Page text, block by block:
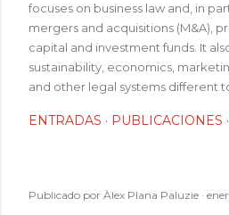
focuses on business law and, in
mergers and acquisitions (M&A),
capital and investment funds. It
sustainability, economics,
and other legal systems different
ENTRADAS PUBLICACIONES
Publicado por Àlex Plana Paluzie